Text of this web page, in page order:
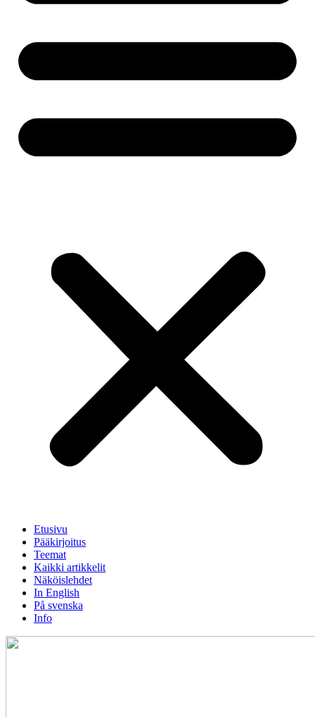
Etusivu
Pääkirjoitus
Teemat
Kaikki artikkelit
Näköislehdet
In English
På svenska
Info